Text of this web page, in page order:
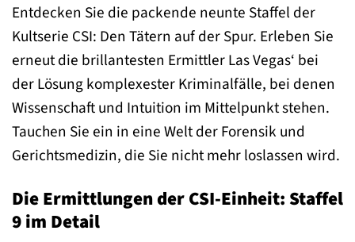
Entdecken Sie die packende neunte Staffel der
Kultserie CSI: Den Tätern auf der Spur. Erleben Sie
erneut die brillantesten Ermittler Las Vegas‘ bei
der Lösung komplexester Kriminalfälle, bei denen
Wissenschaft und Intuition im Mittelpunkt stehen.
Tauchen Sie ein in eine Welt der Forensik und
Gerichtsmedizin, die Sie nicht mehr loslassen wird.
Die Ermittlungen der CSI-Einheit: Staffel
9 im Detail